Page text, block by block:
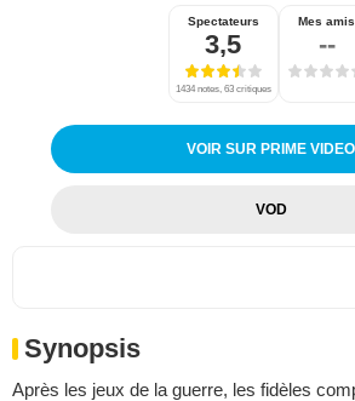
Spectateurs
3,5
1434 notes, 63 critiques
Mes amis
--
VOIR SUR PRIME VIDEO
VOD
Synopsis
Après les jeux de la guerre, les fidèles